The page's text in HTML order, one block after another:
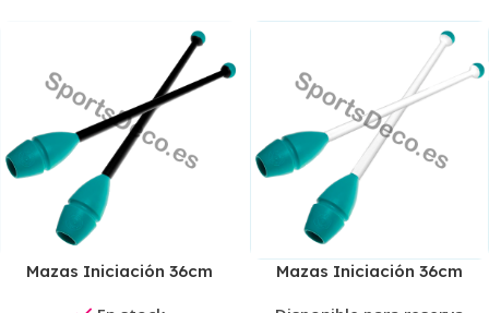
Mazas Iniciación 36cm
Mazas Iniciación 36cm